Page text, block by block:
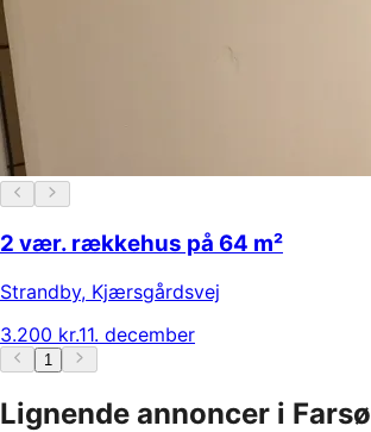
2 vær. rækkehus på 64 m²
Strandby, Kjærsgårdsvej
3.200 kr.11. december
1
Lignende annoncer i Farsø